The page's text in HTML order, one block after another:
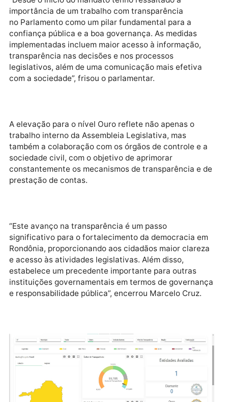
municípios e do Distrito Federal, consolidando o
empenho e a dedicação da gestão do deputado
Marcelo Cruz à frente da presidência da Casa de
“Desde o início do mandato tenho ressaltado a
confiança pública e a boa governança. As medidas
implementadas incluem maior acesso à informação,
transparência nas decisões e nos processos
legislativos, além de uma comunicação mais efetiva
com a sociedade”, frisou o parlamentar.
trabalho interno da Assembleia Legislativa, mas
também a colaboração com os órgãos de controle e
sociedade civil, com o objetivo de aprimorar
constantemente os mecanismos de transparência e
prestação de contas.
“Este avanço na transparência é um passo
significativo para o fortalecimento da democracia
Rondônia, proporcionando aos cidadãos maior
e acesso às atividades legislativas. Além disso,
estabelece um precedente importante para outras
instituições governamentais em termos de